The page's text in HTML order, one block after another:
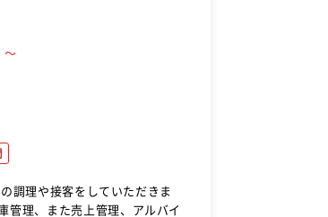
〜
管理、また売上管理、アルバイ